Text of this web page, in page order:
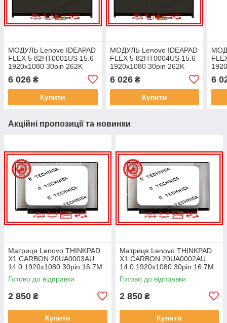
МОДУЛЬ Lenovo IDEAPAD
FLEX 5 82HT0001US 15.6
1920x1080 30pin 262K
45% NTSC 250 cd/m² для
ноутбука
6 026 ₴
Купити
МОДУЛЬ Lenovo IDEAPAD
FLEX 5 82HT0004US 15.6
1920x1080 30pin 262K
45% NTSC 250 cd/m² для
ноутбука
6 026₴
Купити
6
Акційні пропозиції та новинки
Матриця Lenovo THINKPAD
X1 CARBON 20UA0003AU
14.0 1920x1080 30pin 16.7M
45% NTSC 300 cd/m² для
ноутбука
Готово до відправки
2 850 ₴
Купити
Матриця Lenovo THINKPAD
X1 CARBON 20UA0002AU
14.0 1920x1080 30pin 16.7M
45% NTSC 300 cd/m² для
ноутбука
Готово до відправки
2 850 ₴
Купити